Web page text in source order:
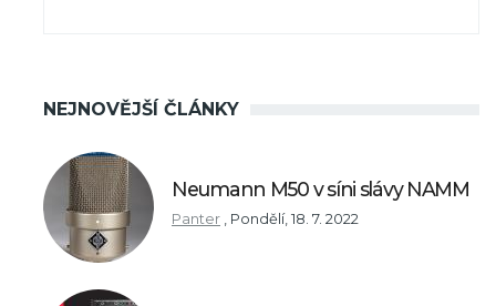
NEJNOVĚJŠÍ ČLÁNKY
Neumann M50 v síni slávy NAMM
Panter , Pondělí, 18. 7. 2022